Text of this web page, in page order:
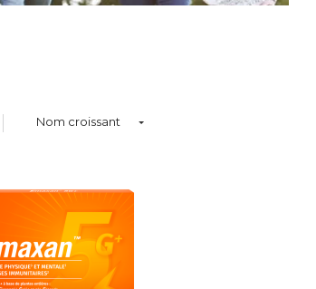
Nom croissant